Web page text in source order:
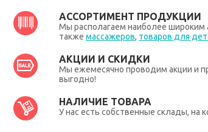
АССОРТИМЕНТ ПРОДУКЦИИ
Мы располагаем наиболее широким
также массажеров, товаров для
АКЦИИ И СКИДКИ
Мы ежемесячно проводим акции и
выгодно!
НАЛИЧИЕ ТОВАРА
У нас есть собственные склады, на